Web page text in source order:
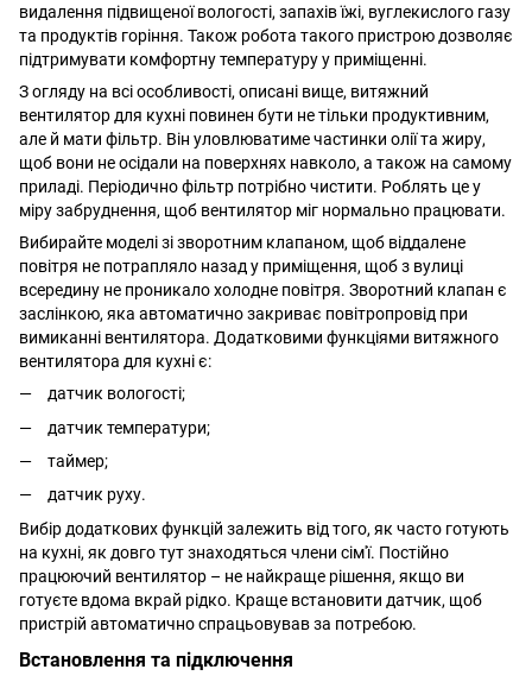
видалення підвищеної вологості, запахів їжі, вуглекислого газу
та продуктів горіння. Також робота такого пристрою дозволяє
підтримувати комфортну температуру у приміщенні.
З огляду на всі особливості, описані вище, витяжний
вентилятор для кухні повинен бути не тільки продуктивним,
але й мати фільтр. Він уловлюватиме частинки олії та жиру,
щоб вони не осідали на поверхнях навколо, а також на самому
приладі. Періодично фільтр потрібно чистити. Роблять це у
міру забруднення, щоб вентилятор міг нормально працювати.
Вибирайте моделі зі зворотним клапаном, щоб віддалене
повітря не потрапляло назад у приміщення, щоб з вулиці
всередину не проникало холодне повітря. Зворотний клапан є
заслінкою, яка автоматично закриває повітропровід при
вимиканні вентилятора. Додатковими функціями витяжного
вентилятора для кухні є:
датчик вологості;
датчик температури;
таймер;
датчик руху.
Вибір додаткових функцій залежить від того, як часто готують
на кухні, як довго тут знаходяться члени сім'ї. Постійно
працюючий вентилятор – не найкраще рішення, якщо ви
готуєте вдома вкрай рідко. Краще встановити датчик, щоб
пристрій автоматично спрацьовував за потребою.
Встановлення та підключення